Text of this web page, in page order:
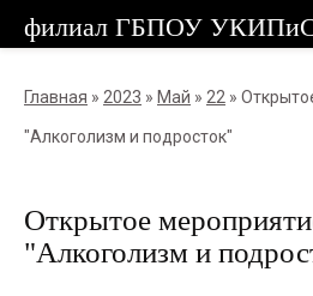
Главная » 2023 » Май » 22 »
"Алкоголизм и подросток"
Открытое
"Алкоголизм и